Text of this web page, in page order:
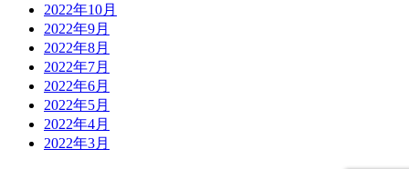
2022年10月
2022年9月
2022年8月
2022年7月
2022年6月
2022年5月
2022年4月
2022年3月